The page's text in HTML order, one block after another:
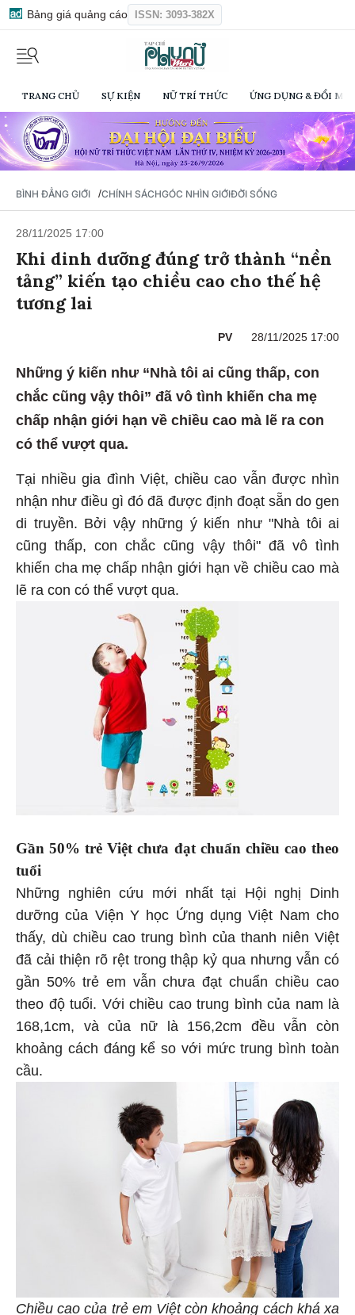
Bảng giá quảng cáo ISSN: 3093-382X
TRANG CHỦ SỰ KIỆN NỮ TRÍ THỨC ỨNG DỤNG & ĐỔI
BÌNH ĐẲNG GIỚI /CHÍNH SÁCHGÓC NHÌN GIỚIĐỜI SỐNG
28/11/2025 17:00
Khi dinh dưỡng đúng trở thành “nền
tảng” kiến tạo chiều cao cho thế hệ
tương lai
PV 28/11/2025 17:00
Những ý kiến như “Nhà tôi ai cũng thấp, con
chắc cũng vậy thôi” đã vô tình khiến cha mẹ
chấp nhận giới hạn về chiều cao mà lẽ ra con
có thể vượt qua.
Tại nhiều gia đình Việt, chiều cao vẫn được nhìn
nhận như điều gì đó đã được định đoạt sẵn do gen
di truyền. Bởi vậy những ý kiến như "Nhà tôi ai
cũng thấp, con chắc cũng vậy thôi" đã vô tình
khiến cha mẹ chấp nhận giới hạn về chiều cao mà
lẽ ra con có thể vượt qua.
Gần 50% trẻ Việt chưa đạt chuẩn chiều cao theo
tuổi
Những nghiên cứu mới nhất tại Hội nghị Dinh
dưỡng của Viện Y học Ứng dụng Việt Nam cho
thấy, dù chiều cao trung bình của thanh niên Việt
đã cải thiện rõ rệt trong thập kỷ qua nhưng vẫn có
gần 50% trẻ em vẫn chưa đạt chuẩn chiều cao
theo độ tuổi. Với chiều cao trung bình của nam là
168,1cm, và của nữ là 156,2cm đều vẫn còn
khoảng cách đáng kể so với mức trung bình toàn
cầu.
Chiều cao của trẻ em Việt còn khoảng cách khá xa